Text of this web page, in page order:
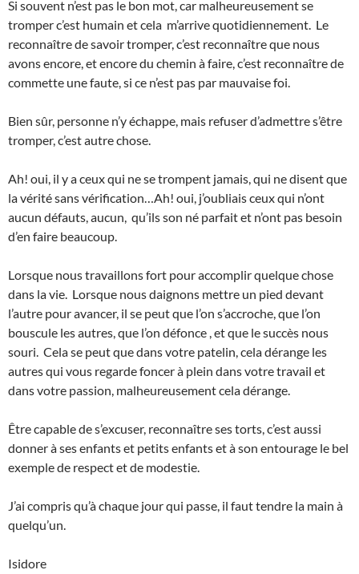
Si souvent n’est pas le bon mot, car malheureusement se
tromper c’est humain et cela m’arrive quotidiennement. Le
reconnaître de savoir tromper, c’est reconnaître que nous
avons encore, et encore du chemin à faire, c’est reconnaître de
commette une faute, si ce n’est pas par mauvaise foi.
Bien sûr, personne n’y échappe, mais refuser d’admettre s’être
tromper, c’est autre chose.
Ah! oui, il y a ceux qui ne se trompent jamais, qui ne disent que
la vérité sans vérification…Ah! oui, j’oubliais ceux qui n’ont
aucun défauts, aucun, qu’ils son né parfait et n’ont pas besoin
d’en faire beaucoup.
Lorsque nous travaillons fort pour accomplir quelque chose
dans la vie. Lorsque nous daignons mettre un pied devant
l’autre pour avancer, il se peut que l’on s’accroche, que l’on
bouscule les autres, que l’on défonce , et que le succès nous
souri. Cela se peut que dans votre patelin, cela dérange les
autres qui vous regarde foncer à plein dans votre travail et
dans votre passion, malheureusement cela dérange.
Être capable de s’excuser, reconnaître ses torts, c’est aussi
donner à ses enfants et petits enfants et à son entourage le bel
exemple de respect et de modestie.
J’ai compris qu’à chaque jour qui passe, il faut tendre la main à
quelqu’un.
Isidore